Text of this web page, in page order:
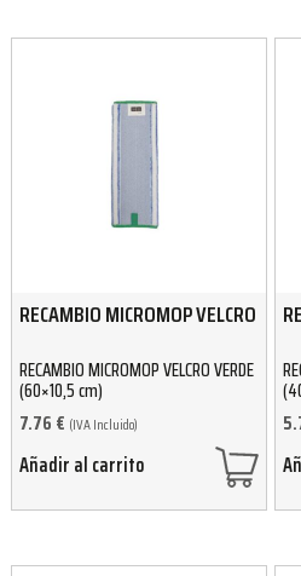
RECAMBIO MICROMOP VELCRO
RECAMBIO MICROMOP VELCRO VERDE
(60×10,5 cm)
7.76 € (IVA Incluido)
Añadir al carrito